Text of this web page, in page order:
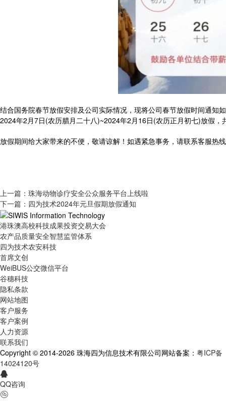
结合国务院春节放假安排及公司实际情况，现将公司春节放假时间通知
2024年2月7日(农历腊月二十八)~2024年2月16日(农历正月初七)放假
放假期间给大家带来的不便，敬请谅解！如遇紧急事务，请联系客服热
上一篇：珠海动物诊疗安全公众服务平台上线啦
下一篇：四为技术2024年元旦假期放假通知
港珠澳高校科技成果投资交易大会
农产品质量安全智慧监管体系
四为技术农安科技
首席文创
WeiBUS公交微信平台
谷穗科技
隐私条款
网站地图
客户服务
客户案例
人力资源
联系我们
Copyright © 2014-2026 珠海四为信息技术有限公司网站备案： 粤ICP备
14024120号
QQ咨询